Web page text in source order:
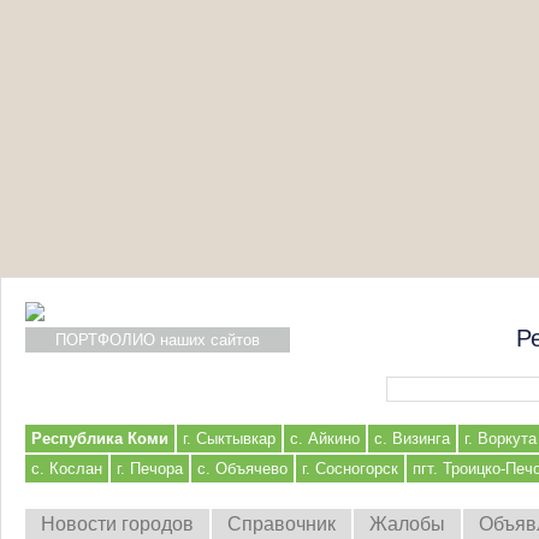
ПОРТФОЛИО наших сайтов
Республика Коми г. Сыктывкар с. Айкино с. Визинга
г. Воркута
с. Кослан
г. Печора с. Объячево г. Сосногорск пгт. Троицко-
Новости городов Справочник Жалобы